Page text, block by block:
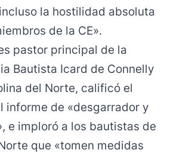
la hostilidad absoluta
de la CE».
pastor principal de la
Bautista Icard de Connelly
del Norte, calificó el
informe de «desgarrador y
e imploró a los bautistas de
que «tomen medidas